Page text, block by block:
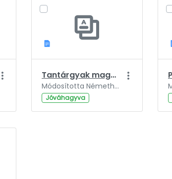
Tantárgyak magyar_KeTDI_targyak_2021 november.doc
Módosította Németh Szabolcs, ennyi ideje: 3 év.
Jóváhagyva